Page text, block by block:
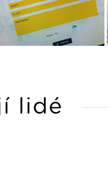
lidé